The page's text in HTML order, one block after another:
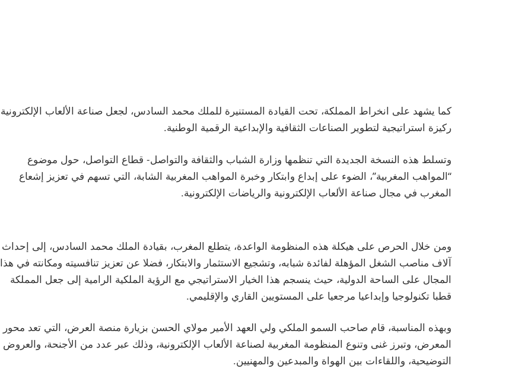
كما يشهد على انخراط المملكة، تحت القيادة المستنيرة للملك محمد السادس، لجعل صناعة الألعاب الإلكترونية
ركيزة استراتيجية لتطوير الصناعات الثقافية والإبداعية الرقمية الوطنية.
وتسلط هذه النسخة الجديدة التي تنظمها وزارة الشباب والثقافة والتواصل- قطاع التواصل، حول موضوع
“المواهب المغربية”، الضوء على إبداع وابتكار وخبرة المواهب المغربية الشابة، التي تسهم في تعزيز إشعاع
المغرب في مجال صناعة الألعاب الإلكترونية والرياضات الإلكترونية.
ومن خلال الحرص على هيكلة هذه المنظومة الواعدة، يتطلع المغرب، بقيادة الملك محمد السادس، إلى إحداث
آلاف مناصب الشغل المؤهلة لفائدة شبابه، وتشجيع الاستثمار والابتكار، فضلا عن تعزيز تنافسيته ومكانته في هذا
المجال على الساحة الدولية، حيث ينسجم هذا الخيار الاستراتيجي مع الرؤية الملكية الرامية إلى جعل المملكة
قطبا تكنولوجيا وإبداعيا مرجعيا على المستويين القاري والإقليمي.
وبهذه المناسبة، قام صاحب السمو الملكي ولي العهد الأمير مولاي الحسن بزيارة منصة العرض، التي تعد محور
المعرض، وتبرز غنى وتنوع المنظومة المغربية لصناعة الألعاب الإلكترونية، وذلك عبر عدد من الأجنحة، والعروض
التوضيحية، واللقاءات بين الهواة والمبدعين والمهنيين.